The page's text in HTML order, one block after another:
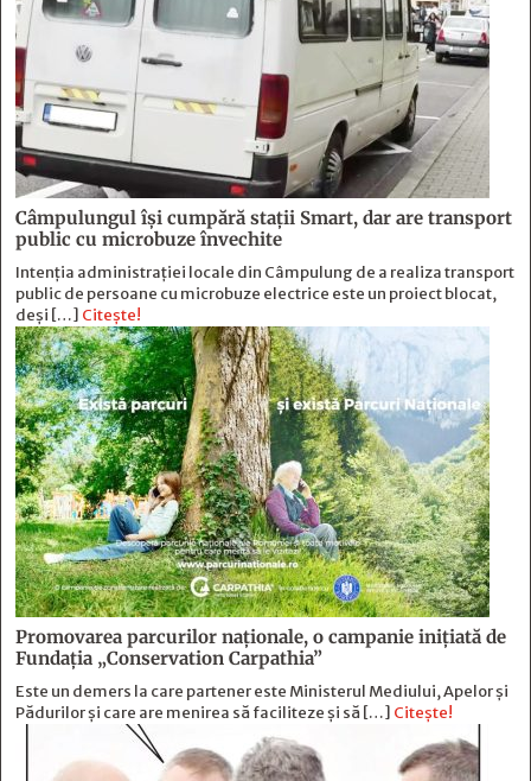
Câmpulungul îşi cumpără staţii Smart, dar are transport
public cu microbuze învechite
Intenția administrației locale din Câmpulung de a realiza transport
public de persoane cu microbuze electrice este un proiect blocat,
deși […] Citește!
Promovarea parcurilor naționale, o campanie inițiată de
Fundația „Conservation Carpathia”
Este un demers la care partener este Ministerul Mediului, Apelor și
Pădurilor și care are menirea să faciliteze și să […] Citește!